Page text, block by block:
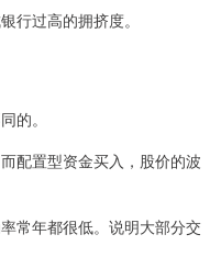
行过高的拥挤度。
的。
配置型资金买入，股价的波
常年都很低。说明大部分交